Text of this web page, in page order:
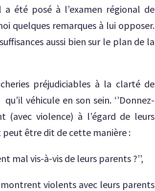
été posé à l’examen régional de
quelques remarques à lui opposer.
aussi bien sur le plan de la
préjudiciables à la clarté de
véhicule en son sein. ‘’Donnez-
(avec violence) à l’égard de leurs
peut être dit de cette manière :
mal vis-à-vis de leurs parents ?’’,
montrent violents avec leurs parents